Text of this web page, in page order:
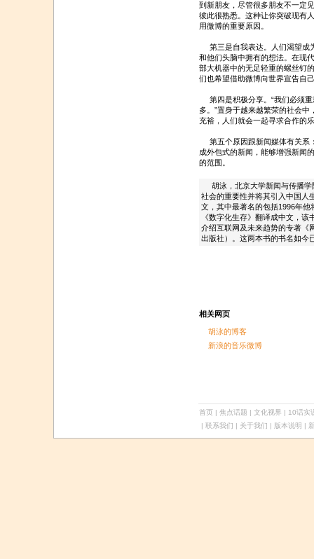
到新朋友，尽管很多朋友不一定
彼此很熟悉。这种让你突破现有
用微博的重要原因。
第三是自我表达。人们渴望成
和他们头脑中拥有的想法。在现
部大机器中的无足轻重的螺丝钉
们也希望借助微博向世界宣告自
第四是积极分享。“我们必须重
多。”置身于越来越繁荣的社会
充裕，人们就会一起寻求合作的
第五个原因跟新闻媒体有关系
成外包式的新闻，能够增强新闻
的范围。
胡泳，北京大学新闻与传播学
社会的重要性并将其引入中国人
文，其中最著名的包括1996年
《数字化生存》翻译成中文，
介绍互联网及未来趋势的专著《
出版社）。这两本书的书名如今
相关网页
胡泳的博客
新浪的音乐微博
首页 | 焦点话题 | 文化视界 | 10话实
| 联系我们 | 关于我们 | 版本说明 |